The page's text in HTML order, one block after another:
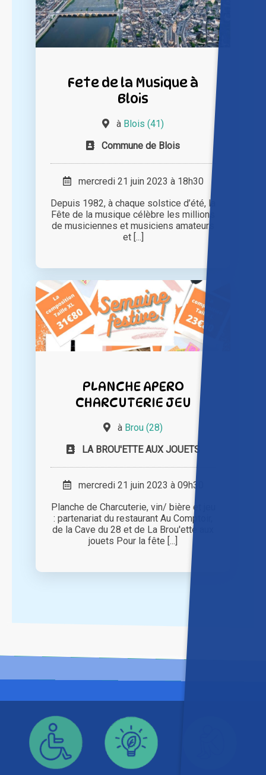
Fete de la Musique à
Blois
à Blois (41)
Commune de Blois
mercredi 21 juin 2023 à 18h30
Depuis 1982, à chaque solstice d’été, la
Fête de la musique célèbre les millions
de musiciennes et musiciens amateurs
et [...]
PLANCHE APERO
CHARCUTERIE JEU
à Brou (28)
LA BROU'ETTE AUX JOUETS
mercredi 21 juin 2023 à 09h30
Planche de Charcuterie, vin/ bière et jeu
: partenariat du restaurant Au Comptoir,
de la Cave du 28 et de La Brou'ette aux
jouets Pour la fête [...]